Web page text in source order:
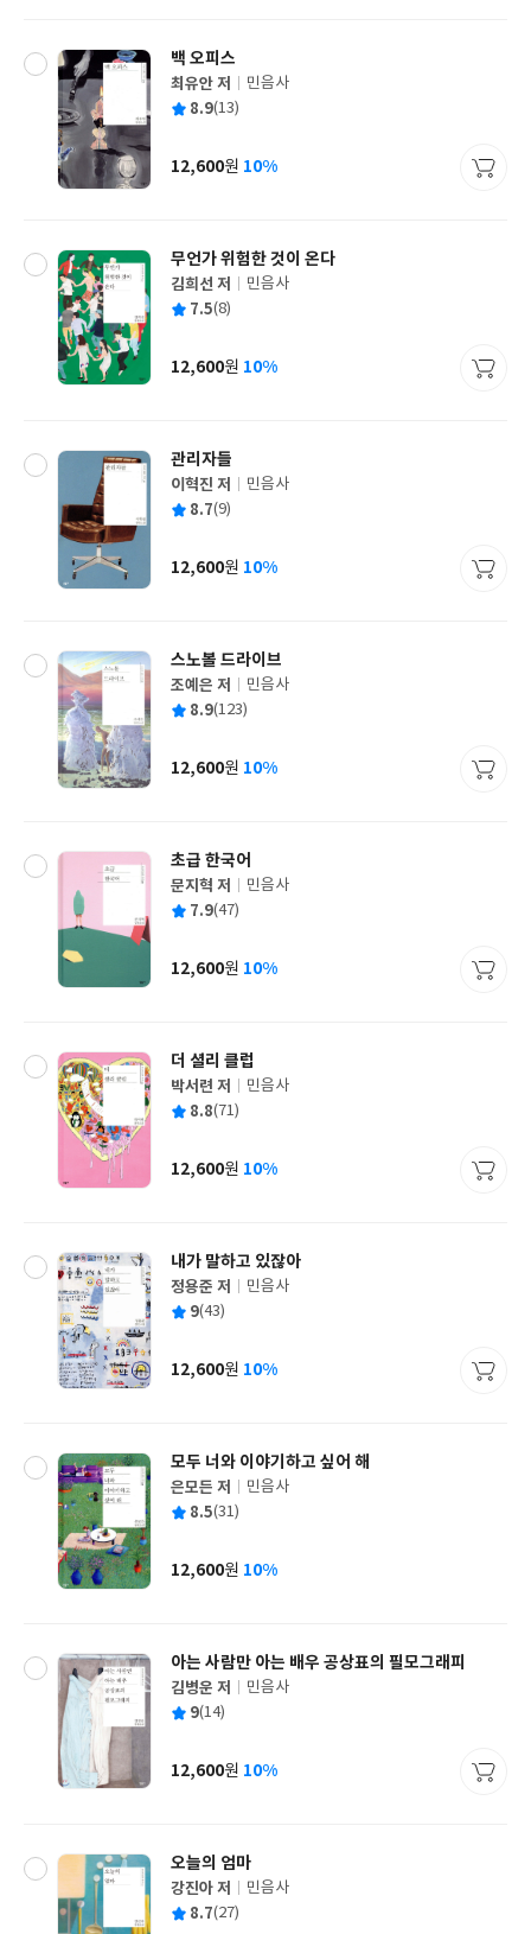
백 오피스
글
쓴
최유안 저
출
사
민음사
평 8.9(13)
가
12,600원 10%
무언가 위험한 것이 온다
글
쓴
김희선 저
출
사
민음사
평 7.5(8)
가
12,600원 10%
관리자들
글
쓴
이혁진 저
출
사
민음사
평 8.7(9)
가
12,600원 10%
스노볼 드라이브
글
쓴
조예은 저
출
사
민음사
평 8.9(123)
가
12,600원 10%
초급 한국어
글
쓴
문지혁 저
출
사
민음사
평 7.9(47)
가
12,600원 10%
더 셜리 클럽
글
쓴
박서련 저
출
사
민음사
평 8.8(71)
가
12,600원 10%
내가 말하고 있잖아
글
쓴
정용준 저
출
사
민음사
평 9(43)
가
12,600원 10%
모두 너와 이야기하고 싶어 해
글
쓴
은모든 저
출
사
민음사
평 8.5(31)
가
12,600원 10%
아는 사람만 아는 배우 공상표의 필모그래피
글
쓴
김병운 저
출
사
민음사
평 9(14)
가
12,600원 10%
오늘의 엄마
글
쓴
강진아 저
출
민음사
평 8.7(27)